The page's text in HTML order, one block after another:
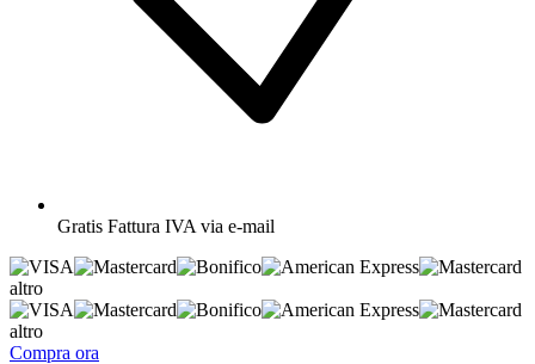
Gratis Fattura IVA via e-mail
altro
altro
Compra ora